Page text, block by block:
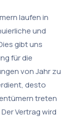
laufen in
und
gibt uns
für die
von Jahr zu
desto
treten
Vertrag wird